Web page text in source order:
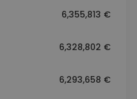
6,355,813 €
6,328,802 €
6,293,658 €